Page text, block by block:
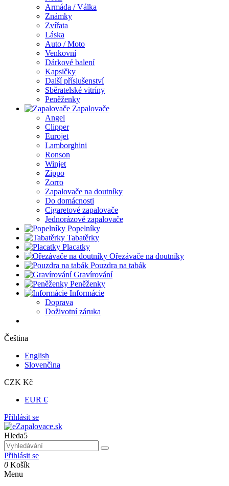
Armáda / Válka
Známky
Zvířata
Láska
Auto / Moto
Venkovní
Dárkové balení
Kapsičky
Další příslušenství
Sběratelské vitríny
Peněženky
Zapalovače
Angel
Clipper
Eurojet
Lamborghini
Ronson
Winjet
Zippo
Zorro
Zapalovače na doutníky
Do domácnosti
Cigaretové zapalovače
Jednorázové zapalovače
Popelníky
Tabatěrky
Placatky
Ořezávače na doutníky
Pouzdra na tabák
Gravírování
Peněženky
Informácie
Doprava
Doživotní záruka
Čeština
English
Slovenčina
CZK Kč
EUR €
Přihlásit se
Hleda5
Přihlásit se
0 Košík
Menu